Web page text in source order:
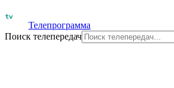
Телепрограмма
Поиск телепередач